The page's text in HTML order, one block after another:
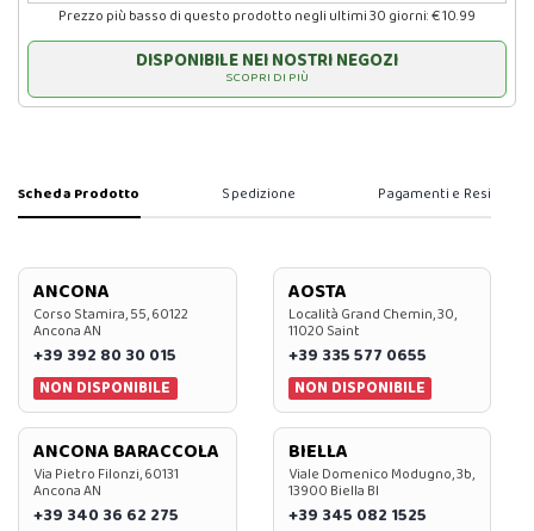
Prezzo più basso di questo prodotto negli ultimi 30 giorni: € 10.99
DISPONIBILE NEI NOSTRI NEGOZI
SCOPRI DI PIÙ
Scheda Prodotto Spedizione Pagamenti e Resi
ANCONA
Corso Stamira, 55, 60122
Ancona AN
+39 392 80 30 015
NON DISPONIBILE
AOSTA
Località Grand Chemin, 30,
11020 Saint
+39 335 577 0655
NON DISPONIBILE
ANCONA BARACCOLA
Via Pietro Filonzi, 60131
Ancona AN
+39 340 36 62 275
BIELLA
Viale Domenico Modugno, 3b,
13900 Biella BI
+39 345 082 1525